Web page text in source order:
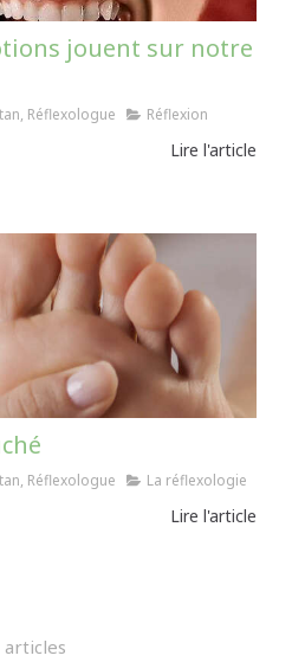
jouent sur notre
Réflexologue Réflexion
Lire l'article
Réflexologue La réflexologie
Lire l'article
articles